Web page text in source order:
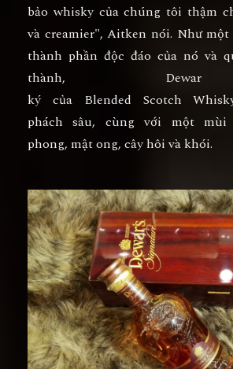
bảo whisky của chúng tôi thậm
và creamier", Aitken nói. Như một
thành phần độc đáo của nó và
thành,
ký của Blended Scotch
phách sâu, cùng với một
phong, mật ong, cây hôi và khói.